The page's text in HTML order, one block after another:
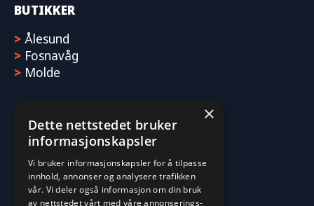
BUTIKKER
> Ålesund
> Fosnavåg
> Molde
×
Dette nettstedet bruker
informasjonskapsler
Vi bruker informasjonskapsler for å tilpasse
innhold, annonser og analysere trafikken
vår. Vi deler også informasjon om din bruk
av nettstedet vårt med våre annonserings-